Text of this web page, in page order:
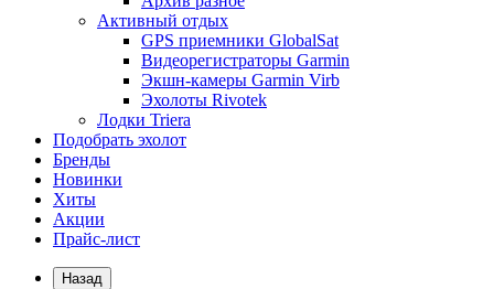
Активный отдых
GPS приемники GlobalSat
Видеорегистраторы Garmin
Экшн-камеры Garmin Virb
Эхолоты Rivotek
Лодки Triera
Подобрать эхолот
Бренды
Новинки
Хиты
Акции
Прайс-лист
Назад